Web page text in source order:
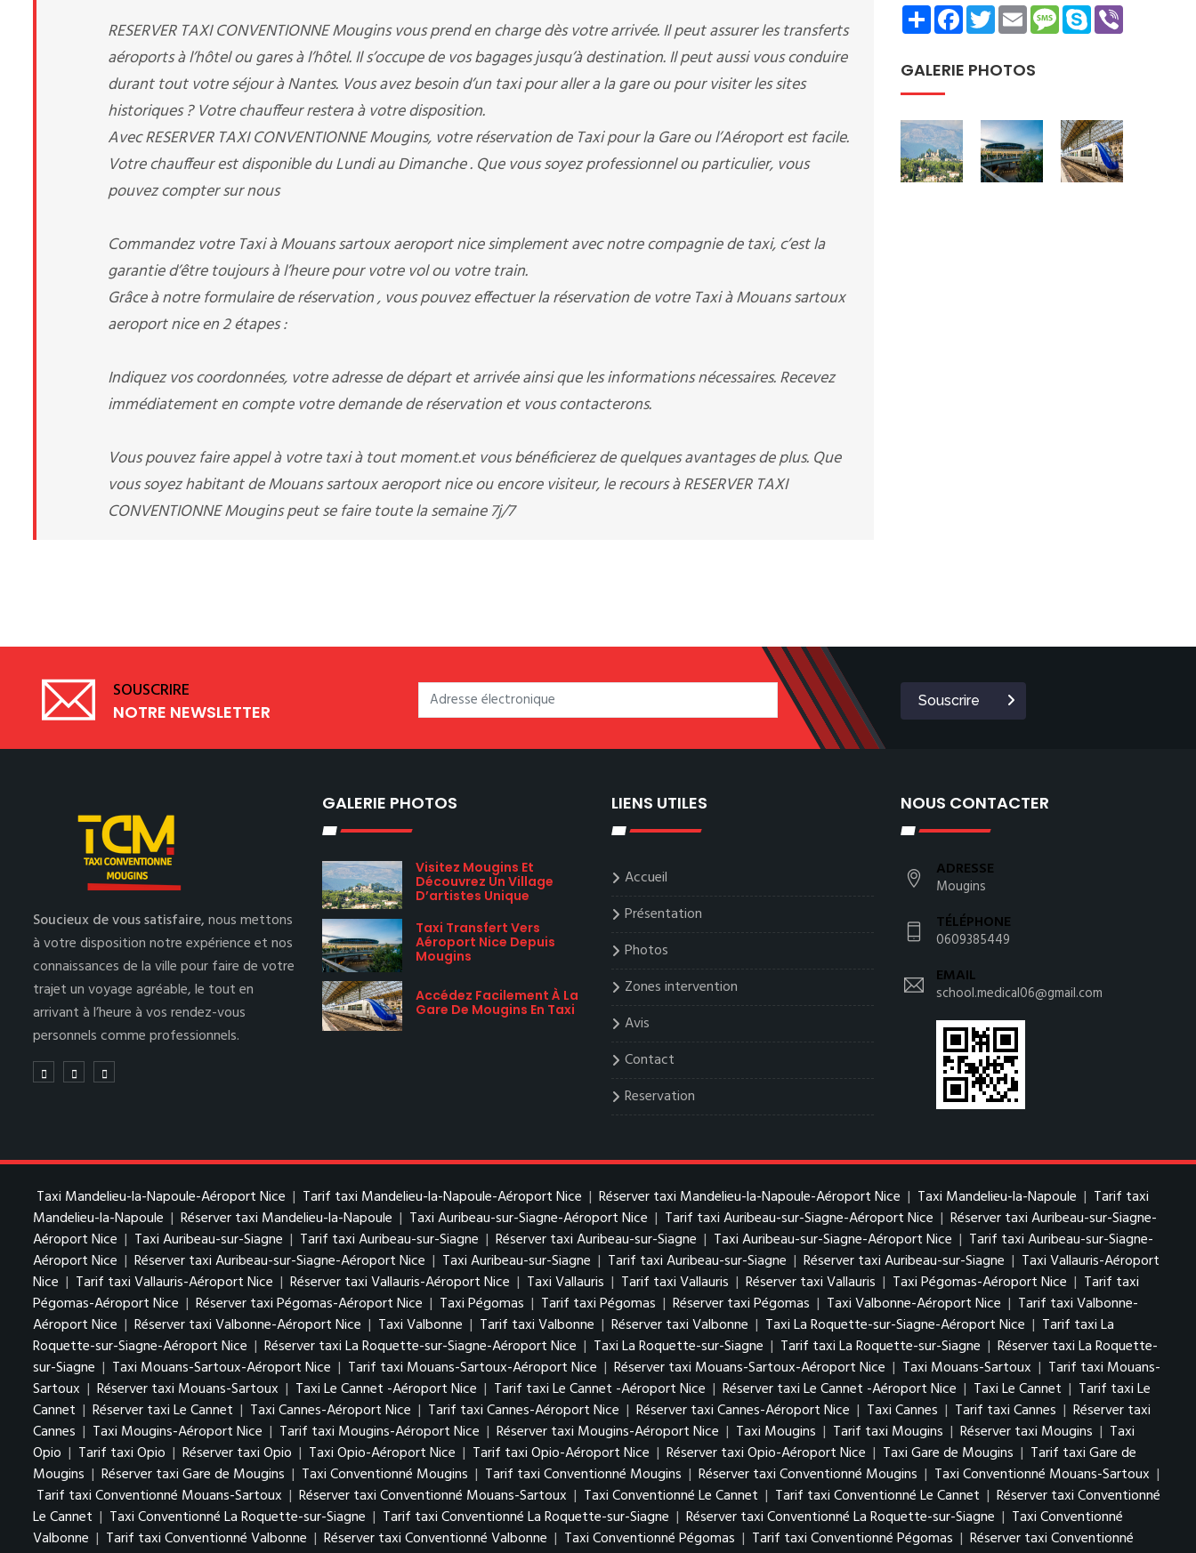
RESERVER TAXI CONVENTIONNE Mougins vous prend en charge dès votre arrivée. Il peut assurer les transferts
aéroports à l’hôtel ou gares à l’hôtel. Il s’occupe de vos bagages jusqu’à destination. Il peut aussi vous conduire
durant tout votre séjour à Nantes. Vous avez besoin d’un taxi pour aller a la gare ou pour visiter les sites
historiques ? Votre chauffeur restera à votre disposition.
Avec RESERVER TAXI CONVENTIONNE Mougins, votre réservation de Taxi pour la Gare ou l’Aéroport est facile.
Votre chauffeur est disponible du Lundi au Dimanche . Que vous soyez professionnel ou particulier, vous
pouvez compter sur nous
Commandez votre Taxi à Mouans sartoux aeroport nice simplement avec notre compagnie de taxi, c’est la
garantie d’être toujours à l’heure pour votre vol ou votre train.
Grâce à notre formulaire de réservation , vous pouvez effectuer la réservation de votre Taxi à Mouans sartoux
aeroport nice en 2 étapes :
Indiquez vos coordonnées, votre adresse de départ et arrivée ainsi que les informations nécessaires. Recevez
immédiatement en compte votre demande de réservation et vous contacterons.
Vous pouvez faire appel à votre taxi à tout moment.et vous bénéficierez de quelques avantages de plus. Que
vous soyez habitant de Mouans sartoux aeroport nice ou encore visiteur, le recours à RESERVER TAXI
CONVENTIONNE Mougins peut se faire toute la semaine 7j/7
ShareFacebookTwitterEmailMessage
Skype
GALERIE PHOTOS
SOUSCRIRE
NOTRE NEWSLETTER
Souscrire
Soucieux de vous satisfaire,nous mettons
à votre disposition notre expérience et nos
connaissances de la ville pour faire de votre
trajet un voyage agréable, le tout en
arrivant à l’heure à vos rendez-vous
personnels comme professionnels.
GALERIE PHOTOS
Visitez Mougins Et
Découvrez Un Village
D’artistes Unique
Taxi Transfert Vers
Aéroport Nice Depuis
Mougins
Accédez Facilement À La
Gare De Mougins En Taxi
LIENS UTILES
Accueil
Présentation
Photos
Zones intervention
Avis
Contact
Reservation
NOUS CONTACTER
ADRESSE
Mougins
TÉLÉPHONE
0609385449
EMAIL
school.medical06@gmail.com
Taxi Mandelieu-la-Napoule-Aéroport Nice | Tarif taxi Mandelieu-la-Napoule-Aéroport Nice | Réserver taxi Mandelieu-la-Napoule-Aéroport Nice | Taxi Mandelieu-la-Napoule | Tarif taxi
Mandelieu-la-Napoule | Réserver taxi Mandelieu-la-Napoule | Taxi Auribeau-sur-Siagne-Aéroport Nice | Tarif taxi Auribeau-sur-Siagne-Aéroport Nice | Réserver taxi Auribeau-sur-Siagne-
Aéroport Nice | Taxi Auribeau-sur-Siagne | Tarif taxi Auribeau-sur-Siagne | Réserver taxi Auribeau-sur-Siagne | Taxi Auribeau-sur-Siagne-Aéroport Nice | Tarif taxi Auribeau-sur-Siagne-
Aéroport Nice | Réserver taxi Auribeau-sur-Siagne-Aéroport Nice | Taxi Auribeau-sur-Siagne | Tarif taxi Auribeau-sur-Siagne | Réserver taxi Auribeau-sur-Siagne | Taxi Vallauris-Aéroport
Nice | Tarif taxi Vallauris-Aéroport Nice | Réserver taxi Vallauris-Aéroport Nice | Taxi Vallauris | Tarif taxi Vallauris | Réserver taxi Vallauris | Taxi Pégomas-Aéroport Nice | Tarif taxi
Pégomas-Aéroport Nice | Réserver taxi Pégomas-Aéroport Nice | Taxi Pégomas | Tarif taxi Pégomas | Réserver taxi Pégomas | Taxi Valbonne-Aéroport Nice | Tarif taxi Valbonne-
Aéroport Nice | Réserver taxi Valbonne-Aéroport Nice | Taxi Valbonne | Tarif taxi Valbonne | Réserver taxi Valbonne | Taxi La Roquette-sur-Siagne-Aéroport Nice | Tarif taxi La
Roquette-sur-Siagne-Aéroport Nice | Réserver taxi La Roquette-sur-Siagne-Aéroport Nice | Taxi La Roquette-sur-Siagne | Tarif taxi La Roquette-sur-Siagne | Réserver taxi La Roquette-
sur-Siagne | Taxi Mouans-Sartoux-Aéroport Nice | Tarif taxi Mouans-Sartoux-Aéroport Nice | Réserver taxi Mouans-Sartoux-Aéroport Nice | Taxi Mouans-Sartoux | Tarif taxi Mouans-
Sartoux | Réserver taxi Mouans-Sartoux | Taxi Le Cannet -Aéroport Nice | Tarif taxi Le Cannet -Aéroport Nice | Réserver taxi Le Cannet -Aéroport Nice | Taxi Le Cannet | Tarif taxi Le
Cannet | Réserver taxi Le Cannet | Taxi Cannes-Aéroport Nice | Tarif taxi Cannes-Aéroport Nice | Réserver taxi Cannes-Aéroport Nice | Taxi Cannes | Tarif taxi Cannes | Réserver taxi
Cannes | Taxi Mougins-Aéroport Nice | Tarif taxi Mougins-Aéroport Nice | Réserver taxi Mougins-Aéroport Nice | Taxi Mougins | Tarif taxi Mougins | Réserver taxi Mougins | Taxi
Opio | Tarif taxi Opio | Réserver taxi Opio | Taxi Opio-Aéroport Nice | Tarif taxi Opio-Aéroport Nice | Réserver taxi Opio-Aéroport Nice | Taxi Gare de Mougins | Tarif taxi Gare de
Mougins | Réserver taxi Gare de Mougins | Taxi Conventionné Mougins | Tarif taxi Conventionné Mougins | Réserver taxi Conventionné Mougins | Taxi Conventionné Mouans-Sartoux |
Tarif taxi Conventionné Mouans-Sartoux | Réserver taxi Conventionné Mouans-Sartoux | Taxi Conventionné Le Cannet | Tarif taxi Conventionné Le Cannet | Réserver taxi Conventionné
Le Cannet | Taxi Conventionné La Roquette-sur-Siagne | Tarif taxi Conventionné La Roquette-sur-Siagne | Réserver taxi Conventionné La Roquette-sur-Siagne | Taxi Conventionné
Valbonne | Tarif taxi Conventionné Valbonne | Réserver taxi Conventionné Valbonne | Taxi Conventionné Pégomas | Tarif taxi Conventionné Pégomas | Réserver taxi Conventionné